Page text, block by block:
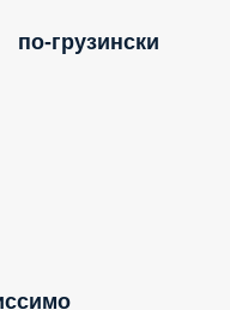
грузински